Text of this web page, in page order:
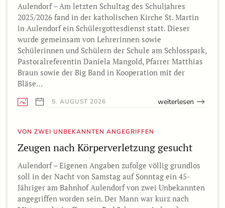
Aulendorf – Am letzten Schultag des Schuljahres
2025/2026 fand in der katholischen Kirche St. Martin
in Aulendorf ein Schülergottesdienst statt. Dieser
wurde gemeinsam von Lehrerinnen sowie
Schülerinnen und Schülern der Schule am Schlosspark,
Pastoralreferentin Daniela Mangold, Pfarrer Matthias
Braun sowie der Big Band in Kooperation mit der
Bläse…
5. AUGUST 2026 weiterlesen
VON ZWEI UNBEKANNTEN ANGEGRIFFEN
Zeugen nach Körperverletzung gesucht
Aulendorf – Eigenen Angaben zufolge völlig grundlos
soll in der Nacht von Samstag auf Sonntag ein 45-
Jähriger am Bahnhof Aulendorf von zwei Unbekannten
angegriffen worden sein. Der Mann war kurz nach